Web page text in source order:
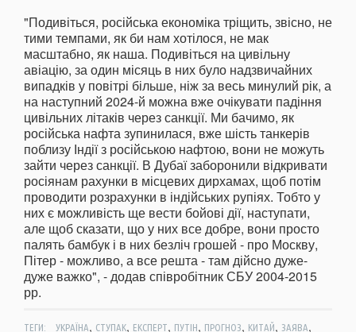
"Подивіться, російська економіка тріщить, звісно, не
тими темпами, як би нам хотілося, не мак
масштабно, як наша. Подивіться на цивільну
авіацію, за один місяць в них було надзвичайних
випадків у повітрі більше, ніж за весь минулий рік, а
на наступний 2024-й можна вже очікувати падіння
цивільних літаків через санкції. Ми бачимо, як
російська нафта зупинилася, вже шість танкерів
поблизу Індії з російською нафтою, вони не можуть
зайти через санкції. В Дубаї заборонили відкривати
росіянам рахунки в місцевих дирхамах, щоб потім
проводити розрахунки в індійських рупіях. Тобто у
них є можливість ще вести бойові дії, наступати,
але щоб сказати, що у них все добре, вони просто
палять бамбук і в них безліч грошей - про Москву,
Пітер - можливо, а все решта - там дійсно дуже-
дуже важко", - додав співробітник СБУ 2004-2015
рр.
ТЕГИ: УКРАЇНА, СТУПАК, ЕКСПЕРТ, ПУТІН, ПРОГНОЗ, КИТАЙ, ЗАЯВА,